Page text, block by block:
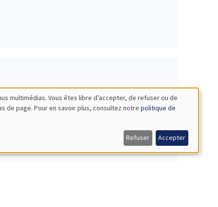
multimédias. Vous êtes libre d’accepter, de refuser ou de
de page. Pour en savoir plus, consultez notre politique de
Refuser Accepter